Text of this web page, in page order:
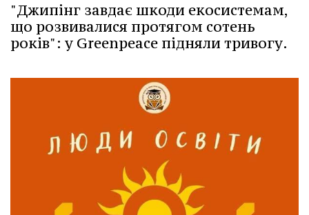
"Джипінг завдає шкоди екосистемам,
що розвивалися протягом сотень
років": у Greenpeace підняли тривогу.